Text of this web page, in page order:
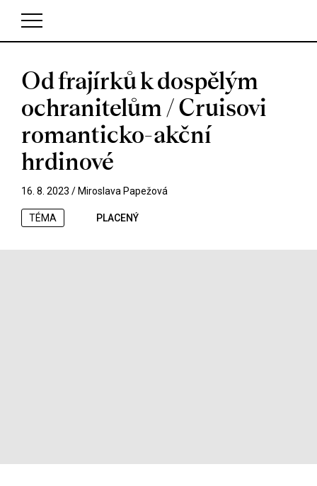
V košíku zatím nemáte žádné položky.
Od frajírků k dospělým
ochranitelům / Cruisovi
romanticko-akční
hrdinové
16. 8. 2023 / Miroslava Papežová
TÉMA PLACENÝ